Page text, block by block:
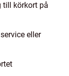
till körkort på
eller